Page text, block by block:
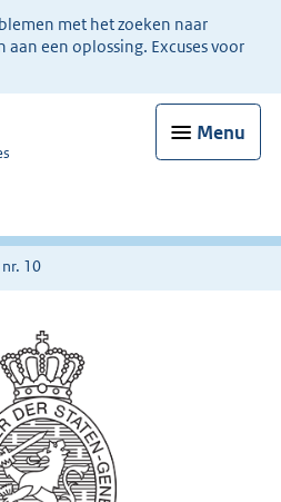
met het zoeken naar
aan een oplossing. Excuses voor
Menu
10